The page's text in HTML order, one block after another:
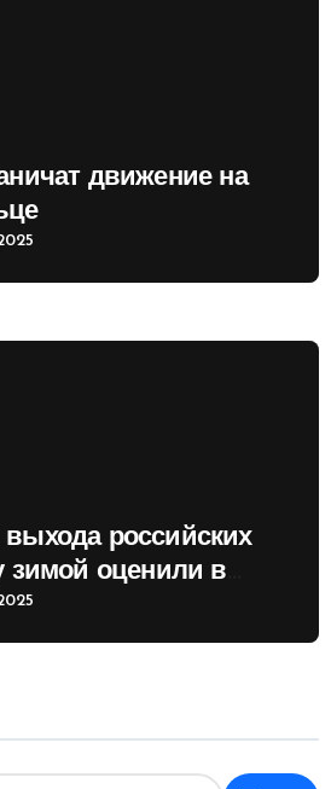
движение на
российских
зимой оценили в